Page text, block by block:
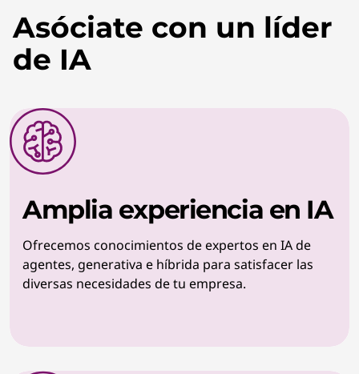
Asóciate con un líder
de IA
Amplia experiencia en IA
Ofrecemos conocimientos de expertos en IA de
agentes, generativa e híbrida para satisfacer las
diversas necesidades de tu empresa.